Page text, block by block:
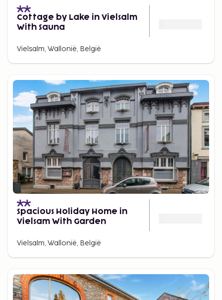
Cottage by Lake in Vielsalm
With Sauna
Vielsalm, Wallonië, België
Spacious Holiday Home in
Vielsam With Garden
Vielsalm, Wallonië, België